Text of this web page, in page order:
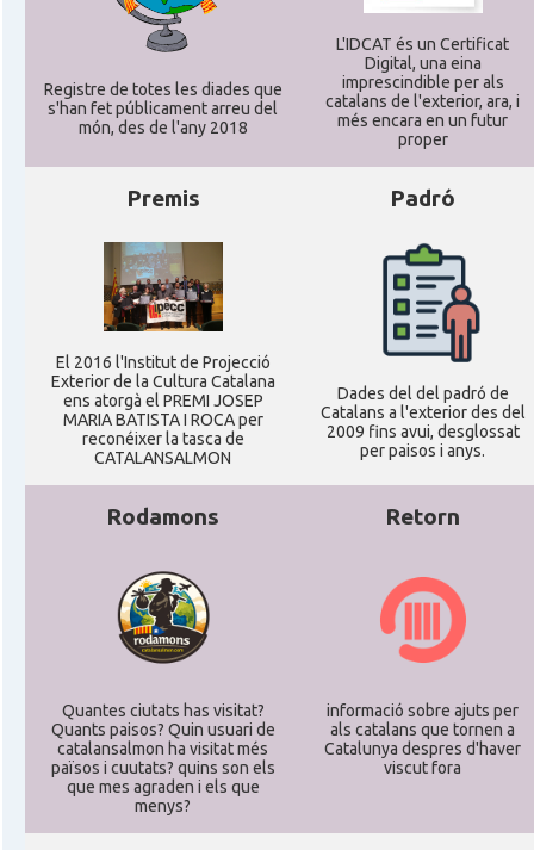
Registre de totes les diades que
s'han fet públicament arreu del
món, des de l'any 2018
L'IDCAT és un Certificat
Digital, una eina
imprescindible per als
catalans de l'exterior, ara, i
més encara en un futur
proper
Premis
El 2016 l'Institut de Projecció
Exterior de la Cultura Catalana
ens atorgà el PREMI JOSEP
MARIA BATISTA I ROCA per
reconéixer la tasca de
CATALANSALMON
Padró
Dades del del padró de
Catalans a l'exterior des del
2009 fins avui, desglossat
per paisos i anys.
Rodamons
Quantes ciutats has visitat?
Quants paisos? Quin usuari de
catalansalmon ha visitat més
països i cuutats? quins son els
que mes agraden i els que
menys?
Retorn
informació sobre ajuts per
als catalans que tornen a
Catalunya despres d'haver
viscut fora